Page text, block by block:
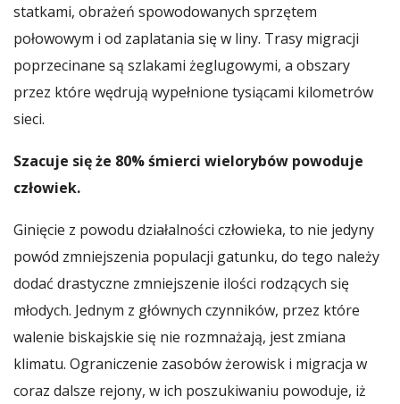
statkami, obrażeń spowodowanych sprzętem
połowowym i od zaplatania się w liny. Trasy migracji
poprzecinane są szlakami żeglugowymi, a obszary
przez które wędrują wypełnione tysiącami kilometrów
sieci.
Szacuje się że 80% śmierci wielorybów powoduje
człowiek.
Ginięcie z powodu działalności człowieka, to nie jedyny
powód zmniejszenia populacji gatunku, do tego należy
dodać drastyczne zmniejszenie ilości rodzących się
młodych. Jednym z głównych czynników, przez które
walenie biskajskie się nie rozmnażają, jest zmiana
klimatu. Ograniczenie zasobów żerowisk i migracja w
coraz dalsze rejony, w ich poszukiwaniu powoduje, iż